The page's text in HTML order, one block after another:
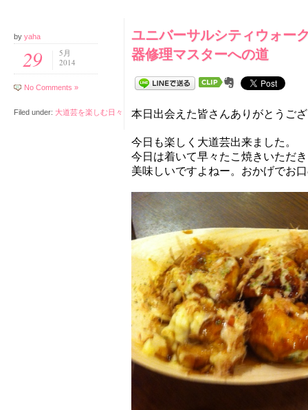
by yaha
29
5月
2014
No Comments »
Filed under: 大道芸を楽しむ日々
ユニバーサルシティウォー
器修理マスターへの道
本日出会えた皆さんありがとうご
今日も楽しく大道芸出来ました。
今日は着いて早々たこ焼きいただ
美味しいですよねー。おかげでお